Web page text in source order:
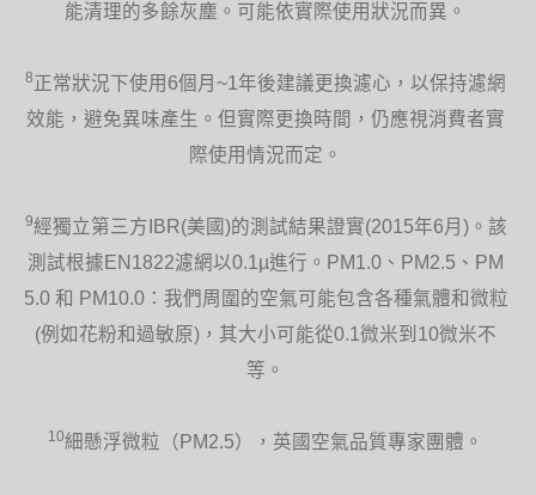
能清理的多餘灰塵。可能依實際使用狀況而異。
8正常狀況下使用6個月~1年後建議更換濾心，以保持濾網
效能，避免異味產生。但實際更換時間，仍應視消費者實
際使用情況而定。
9經獨立第三方IBR(美國)的測試結果證實(2015年6月)。該
測試根據EN1822濾網以0.1µ進行。PM1.0、PM2.5、PM
5.0 和 PM10.0：我們周圍的空氣可能包含各種氣體和微粒
(例如花粉和過敏原)，其大小可能從0.1微米到10微米不
等。
10細懸浮微粒（PM2.5），英國空氣品質專家團體。